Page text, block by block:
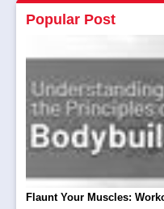
Popular Post
Flaunt Your Muscles: